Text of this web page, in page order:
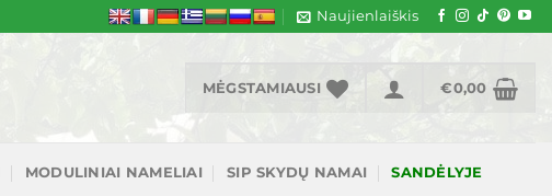
Naujienlaiškis
MĖGSTAMIAUSI €0,00
MODULINIAI NAMELIAI SIP SKYDŲ NAMAI SANDĖLYJE